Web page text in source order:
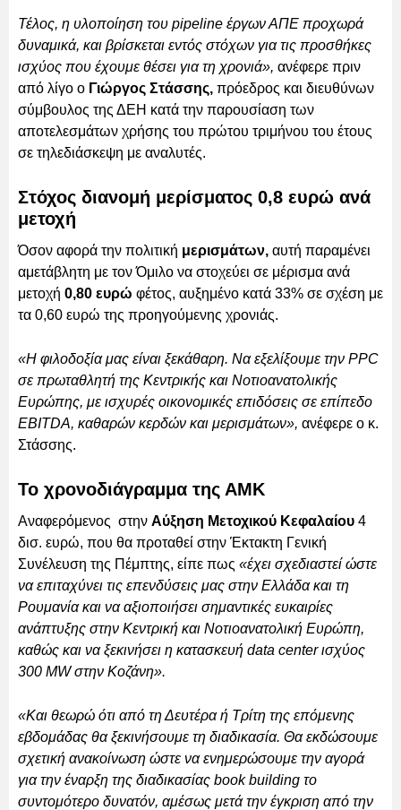
Τέλος, η υλοποίηση του pipeline έργων ΑΠΕ προχωρά
δυναμικά, και βρίσκεται εντός στόχων για τις προσθήκες
ισχύος που έχουμε θέσει για τη χρονιά», ανέφερε πριν
από λίγο ο Γιώργος Στάσσης, πρόεδρος και διευθύνων
σύμβουλος της ΔΕΗ κατά την παρουσίαση των
αποτελεσμάτων χρήσης του πρώτου τριμήνου του έτους
σε τηλεδιάσκεψη με αναλυτές.
Στόχος διανομή μερίσματος 0,8 ευρώ ανά
μετοχή
Όσον αφορά την πολιτική μερισμάτων, αυτή παραμένει
αμετάβλητη με τον Όμιλο να στοχεύει σε μέρισμα ανά
μετοχή 0,80 ευρώ φέτος, αυξημένο κατά 33% σε σχέση με
τα 0,60 ευρώ της προηγούμενης χρονιάς.
«Η φιλοδοξία μας είναι ξεκάθαρη. Να εξελίξουμε την PPC
σε πρωταθλητή της Κεντρικής και Νοτιοανατολικής
Ευρώπης, με ισχυρές οικονομικές επιδόσεις σε επίπεδο
EBITDA, καθαρών κερδών και μερισμάτων», ανέφερε ο κ.
Στάσσης.
Το χρονοδιάγραμμα της ΑΜΚ
Αναφερόμενος στην Αύξηση Μετοχικού Κεφαλαίου 4
δισ. ευρώ, που θα προταθεί στην Έκτακτη Γενική
Συνέλευση της Πέμπτης, είπε πως «έχει σχεδιαστεί ώστε
να επιταχύνει τις επενδύσεις μας στην Ελλάδα και τη
Ρουμανία και να αξιοποιήσει σημαντικές ευκαιρίες
ανάπτυξης στην Κεντρική και Νοτιοανατολική Ευρώπη,
καθώς και να ξεκινήσει η κατασκευή data center ισχύος
300 MW στην Κοζάνη».
«Και θεωρώ ότι από τη Δευτέρα ή Τρίτη της επόμενης
εβδομάδας θα ξεκινήσουμε τη διαδικασία. Θα εκδώσουμε
σχετική ανακοίνωση ώστε να ενημερώσουμε την αγορά
για την έναρξη της διαδικασίας book building το
συντομότερο δυνατόν, αμέσως μετά την έγκριση από την